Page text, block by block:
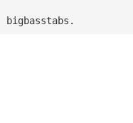
bigbasstabs.